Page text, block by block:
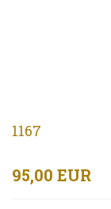
1167
95,00 EUR